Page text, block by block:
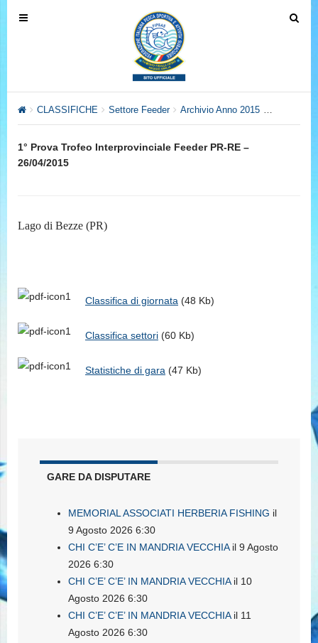
T
v
t
T
CLASSIFICHE Settore Feeder Archivio Anno 2015 Trofeo
1° Prova Trofeo Interprovinciale Feeder PR-RE –
26/04/2015
Lago di Bezze (PR)
Classifica di giornata (48 Kb)
Classifica settori (60 Kb)
Statistiche di gara (47 Kb)
GARE DA DISPUTARE
MEMORIAL ASSOCIATI HERBERIA FISHING il
9 Agosto 2026 6:30
CHI C’E’ C’E IN MANDRIA VECCHIAil 9 Agosto
2026 6:30
CHI C’E’ C’E’ IN MANDRIA VECCHIAil 10
Agosto 2026 6:30
CHI C’E’ C’E’ IN MANDRIA VECCHIAil 11
Agosto 2026 6:30